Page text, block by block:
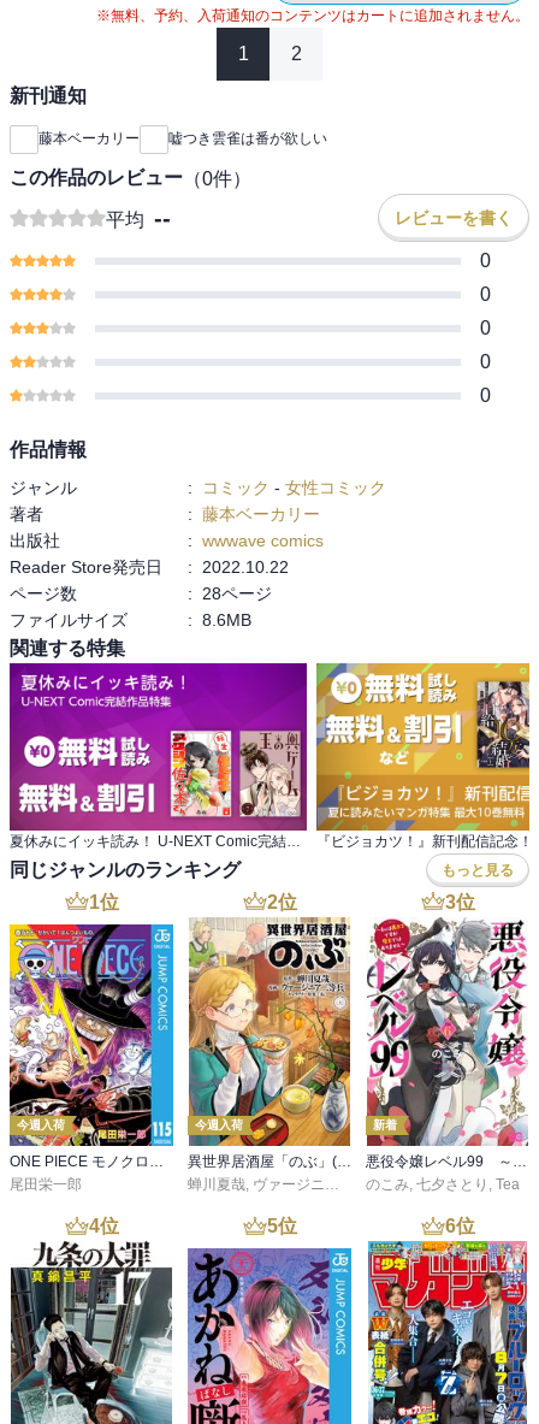
※無料、予約、入荷通知のコンテンツはカートに追加されません。
1 2
新刊通知
藤本ベーカリー 嘘つき雲雀は番が欲しい
この作品のレビュー （0件）
平均 -- レビューを書く
0
0
0
0
0
作品情報
ジャンル : コミック - 女性コミック
著者
: 藤本ベーカリー
出版社
: wwwave comics
Reader Store発売日
:
2022.10.22
ページ数
:
28ページ
ファイルサイズ
: 8.6MB
関連する特集
夏休みにイッキ読み！ U-NEXT Comic完結作品特集
同じジャンルのランキング もっと見る
1位
今週入荷
ONE PIECE モノクロ版 115
尾田栄一郎
2位
今週入荷
異世界居酒屋「のぶ」(22)
蝉川夏哉, ヴァージニア二等兵 ,転
3位
新着
悪役令嬢レベル99 ～私は裏ボスですが魔王ではありません～ その６
のこみ, 七夕さとり , Tea
4位 5位 6位